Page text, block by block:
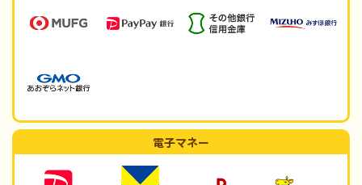
電子マネー